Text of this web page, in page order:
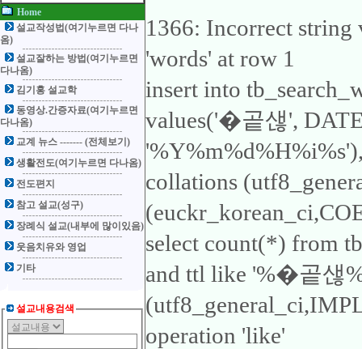
Home
설교작성법(여기누르면 다나
옴)
설교잘하는 방법(여기누르면
다나옴)
김기홍 설교학
동영상.간증자료(여기누르면
다나옴)
교계 뉴스 ------- (전체보기)
생활전도(여기누르면 다나옴)
전도편지
참고 설교(성구)
장례식 설교(내부에 많이있음)
웃음치유와 영업
기타
설교내용검색
1366: Incorrect
'words' at row 1
insert into
values('�곹샎',
collations
select count(*) from
and ttl like '%�곹샎
operation 'like'